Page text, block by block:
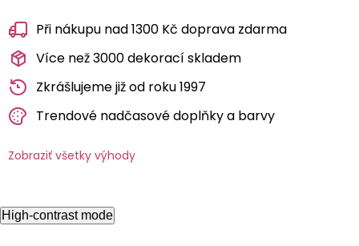
Při nákupu nad 1300 Kč doprava zdarma
Více než 3000 dekorací skladem
Zkrášlujeme již od roku 1997
Trendové nadčasové doplňky a barvy
Zobraziť všetky výhody
High-contrast mode